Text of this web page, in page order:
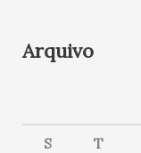
Arquivo
S T